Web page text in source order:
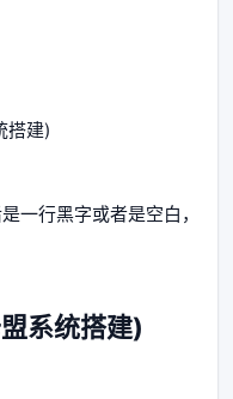
搭建)
一行黑字或者是空白，
系统搭建)